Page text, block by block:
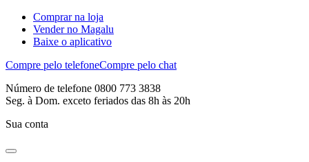
Comprar na loja
Vender no Magalu
Baixe o aplicativo
Compre pelo telefoneCompre pelo chat
Número de telefone 0800 773 3838
Seg. à Dom. exceto feriados das 8h às 20h
Sua conta